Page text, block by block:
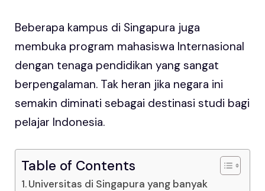
Beberapa kampus di Singapura juga
membuka program mahasiswa Internasional
dengan tenaga pendidikan yang sangat
berpengalaman. Tak heran jika negara ini
semakin diminati sebagai destinasi studi bagi
pelajar Indonesia.
Table of Contents
Universitas di Singapura yang banyak